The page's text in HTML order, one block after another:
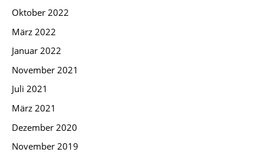
Oktober 2022
März 2022
Januar 2022
November 2021
Juli 2021
März 2021
Dezember 2020
November 2019